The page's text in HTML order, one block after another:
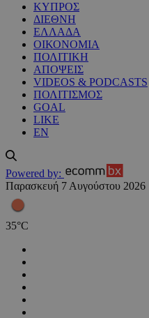
ΚΥΠΡΟΣ
ΔΙΕΘΝΗ
ΕΛΛΑΔΑ
ΟΙΚΟΝΟΜΙΑ
ΠΟΛΙΤΙΚΗ
ΑΠΟΨΕΙΣ
VIDEOS & PODCASTS
ΠΟΛΙΤΙΣΜΟΣ
GOAL
LIKE
EN
Powered by:
Παρασκευή 7 Αυγούστου 2026
35°C